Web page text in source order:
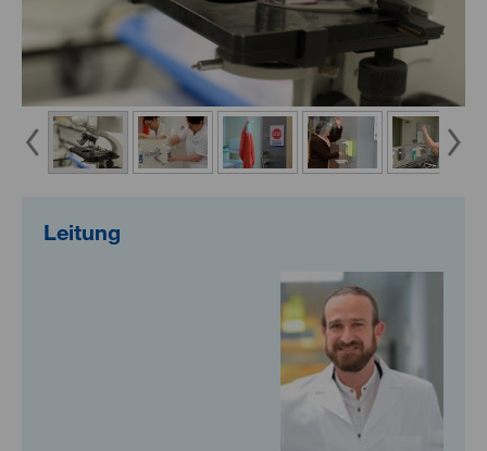
Leitung